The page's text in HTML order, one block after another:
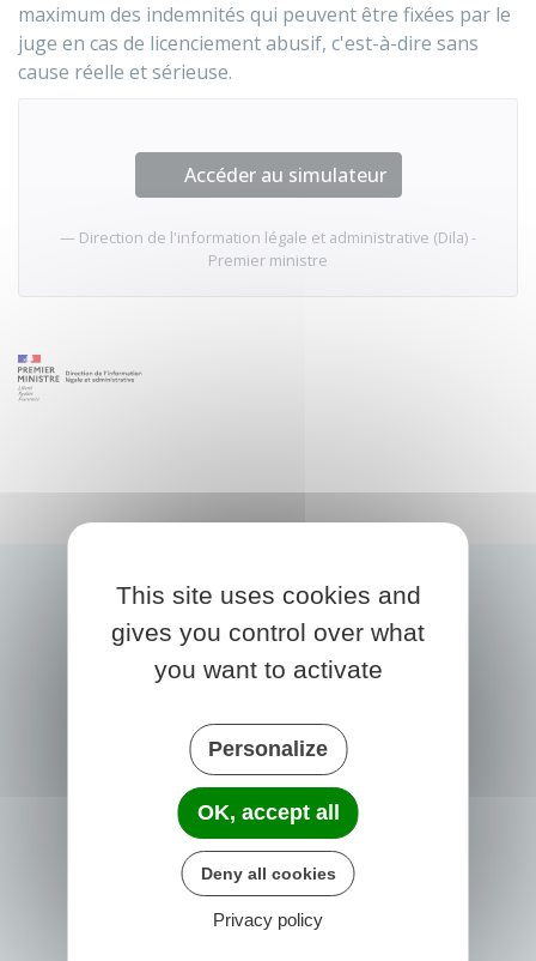
maximum des indemnités qui peuvent être fixées par le
juge en cas de licenciement abusif, c'est-à-dire sans
cause réelle et sérieuse.
Accéder au simulateur
Direction de l'information légale et administrative (Dila) -
Premier ministre
PRIGONRIEUX
1 Place du Groupe Loiseau
24130 Prigonrieux
France
05 53 61 55 55
This site uses cookies and
gives you control over what
you want to activate
Personalize
OK, accept all
Deny all cookies
Privacy policy